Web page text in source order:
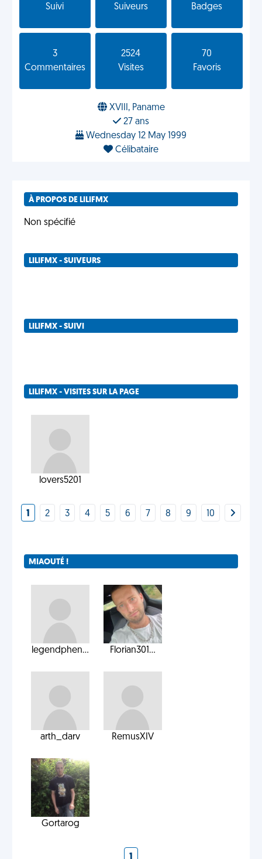
Suivi
Suiveurs
Badges
3
Commentaires
2524
Visites
70
Favoris
XVIII, Paname
27 ans
Wednesday 12 May 1999
Célibataire
À PROPOS DE LILIFMX
Non spécifié
LILIFMX - SUIVEURS
LILIFMX - SUIVI
LILIFMX - VISITES SUR LA PAGE
lovers5201
1 2 3 4 5 6 7 8 9 10
MIAOUTÉ !
legendphen... Florian301...
arth_darv RemusXIV
Gortarog